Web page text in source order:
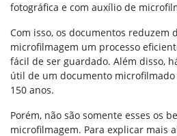
fotográfica e com auxílio de
Com isso, os documentos reduzem
microfilmagem um processo
fácil de ser guardado. Além disso,
útil de um documento
150 anos.
Porém, não são somente esses os
microfilmagem. Para explicar mais